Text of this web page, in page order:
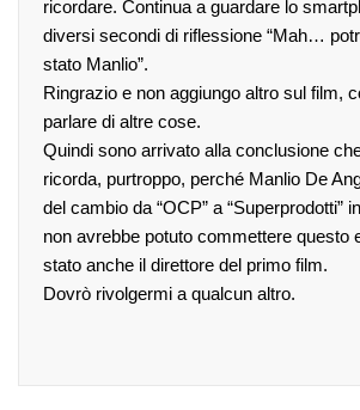
ricordare. Continua a guardare lo
diversi secondi di riflessione “Mah…
stato Manlio”.
Ringrazio e non aggiungo altro sul film,
parlare di altre cose.
Quindi sono arrivato alla conclusione
ricorda, purtroppo, perché Manlio De
del cambio da “OCP” a “Superprodotti”
non avrebbe potuto commettere questo
stato anche il direttore del primo film.
Dovrò rivolgermi a qualcun altro.